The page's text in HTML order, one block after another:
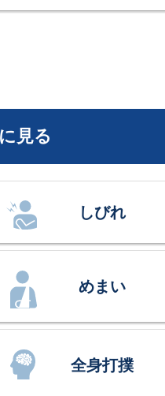
見る
しびれ
めまい
全身打撲